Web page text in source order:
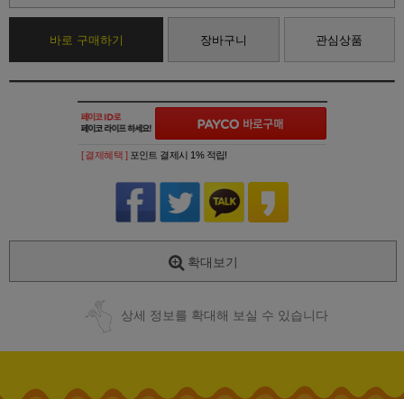
바로 구매하기 장바구니 관심상품
[ 결제혜택 ] 포인트 결제시 1% 적립!
확대보기
상세 정보를 확대해 보실 수 있습니다